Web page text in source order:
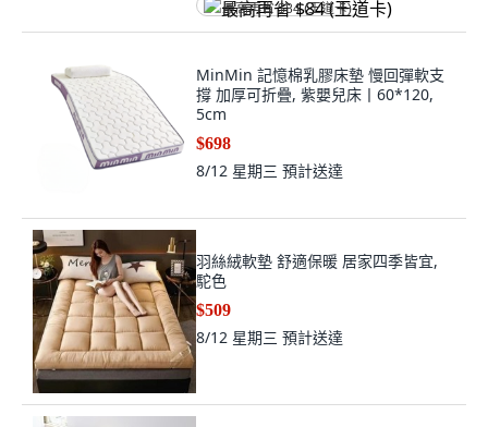
最高再省 $84 (王道卡)
MinMin 記憶棉乳膠床墊 慢回彈軟支
撐 加厚可折疊, 紫嬰兒床丨60*120,
5cm
$698
8/12 星期三 預計送達
羽絲絨軟墊 舒適保暖 居家四季皆宜,
駝色
$509
8/12 星期三 預計送達